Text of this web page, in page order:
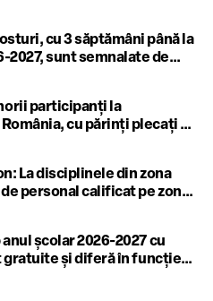
/ Subiecte unice pe
proba scrisă
cu 3 săptămâni până la
2027, sunt semnalate de
USLI Gorj: Ministerul
Ce se întâmplă cu
participanți la
cu părinți plecați în
vină acasă, iar 1 din 5 vor
La disciplinele din zona
personal calificat pe zona
anul școlar 2026-2027 cu
gratuite și diferă în funcție